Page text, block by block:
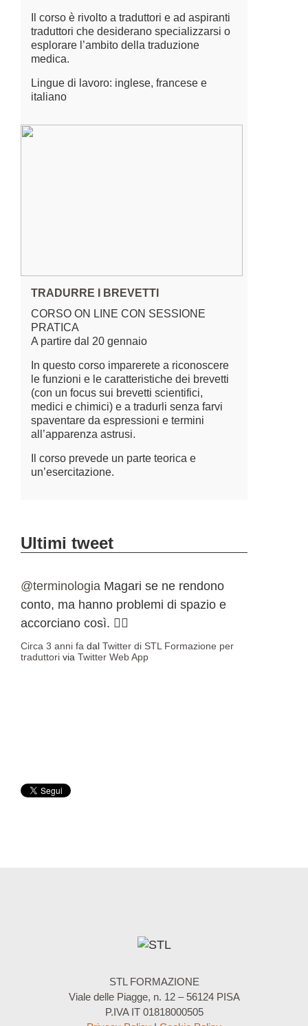
Il corso è rivolto a traduttori e ad aspiranti
traduttori che desiderano specializzarsi o
esplorare l’ambito della traduzione
medica.
Lingue di lavoro: inglese, francese e
italiano
TRADURRE I BREVETTI
CORSO ON LINE CON SESSIONE
PRATICA
A partire dal 20 gennaio
In questo corso imparerete a riconoscere
le funzioni e le caratteristiche dei brevetti
(con un focus sui brevetti scientifici,
medici e chimici) e a tradurli senza farvi
spaventare da espressioni e termini
all’apparenza astrusi.
Il corso prevede un parte teorica e
un’esercitazione.
Ultimi tweet
@terminologia Magari se ne rendono
conto, ma hanno problemi di spazio e
accorciano così. 🤷‍♀️
Circa 3 anni fa dal Twitter di STL Formazione per
traduttori via Twitter Web App
STL FORMAZIONE
Viale delle Piagge, n. 12 – 56124 PISA
P.IVA IT 01818000505